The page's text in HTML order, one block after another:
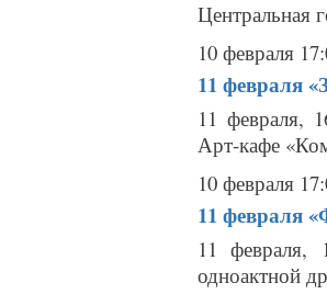
10 февраля
11 февраля
11 февраля,
Арт-кафе
10 февраля
11 февраля
11 февраля,
одноактной